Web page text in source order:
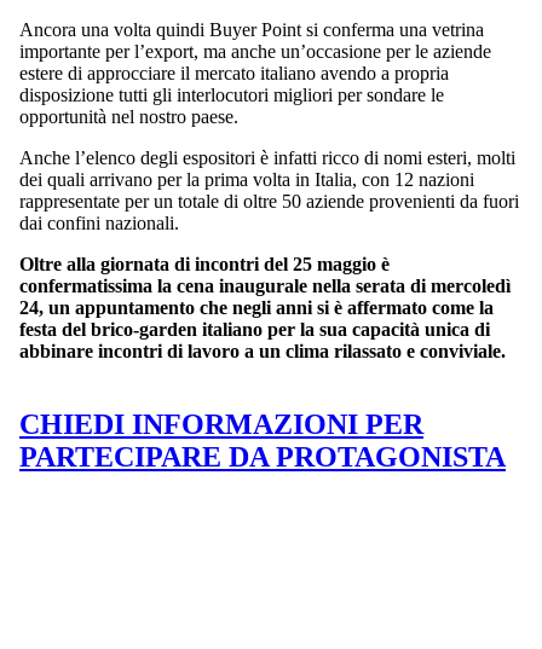
Ancora una volta quindi Buyer Point si conferma una vetrina
importante per l’export, ma anche un’occasione per le aziende
estere di approcciare il mercato italiano avendo a propria
disposizione tutti gli interlocutori migliori per sondare le
opportunità nel nostro paese.
Anche l’elenco degli espositori è infatti ricco di nomi esteri, molti
dei quali arrivano per la prima volta in Italia, con 12 nazioni
rappresentate per un totale di oltre 50 aziende provenienti da fuori
dai confini nazionali.
Oltre alla giornata di incontri del 25 maggio è
confermatissima la cena inaugurale nella serata di mercoledì
24, un appuntamento che negli anni si è affermato come la
festa del brico-garden italiano per la sua capacità unica di
abbinare incontri di lavoro a un clima rilassato e conviviale.
CHIEDI INFORMAZIONI PER
PARTECIPARE DA PROTAGONISTA